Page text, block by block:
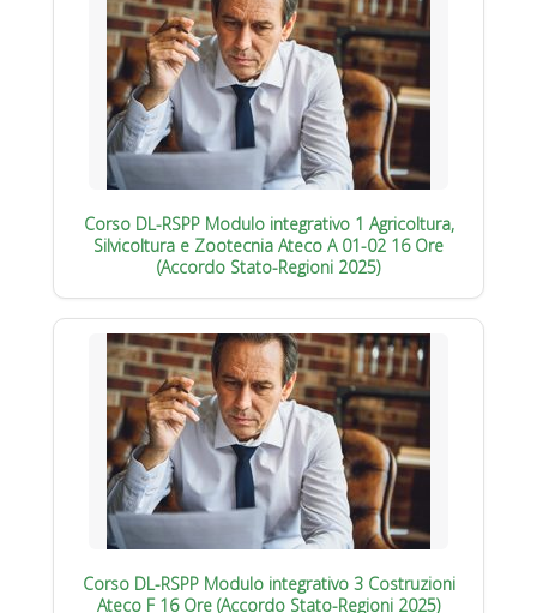
Corso DL-RSPP Modulo integrativo 1 Agricoltura,
Silvicoltura e Zootecnia Ateco A 01-02 16 Ore
(Accordo Stato-Regioni 2025)
Corso DL-RSPP Modulo integrativo 3 Costruzioni
Ateco F 16 Ore (Accordo Stato-Regioni 2025)